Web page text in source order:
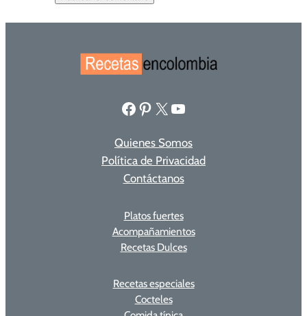
Facebook Pinterest X YouTube
Quienes Somos
Política de Privacidad
Contáctanos
Platos fuertes
Acompañamientos
Recetas Dulces
Recetas especiales
Cocteles